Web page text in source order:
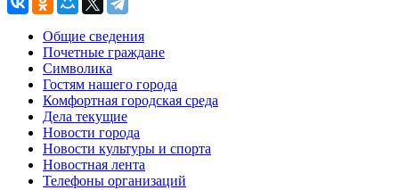
Общие сведения
Почетные граждане
Символика
Гостям нашего города
Комфортная городская среда
Дела текущие
Новости города
Новости культуры и спорта
Новостная лента
Телефоны организаций